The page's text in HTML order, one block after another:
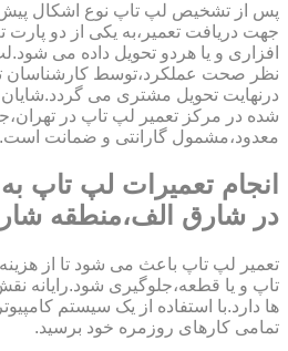
پس از تشخیص لپ تاپ نوع اشکال پیش
جهت دریافت تعمیر،به یکی از دو پارت
افزاری و یا هردو تحویل داده می
نظر صحت عملکرد،توسط کارشناسان
درنهایت تحویل مشتری می
شده در مرکز تعمیر لپ تاپ در
معدود،مشمول گارانتی و ضمانت است.
انجام تعمیرات لپ
در شارق الف،منطقه
تعمیر لپ تاپ باعث می شود تا از
تاپ و یا قطعه،جلوگیری شود.رایانه
ها دارد.با استفاده از یک سیستم
تمامی کارهای روزمره خود برسید.